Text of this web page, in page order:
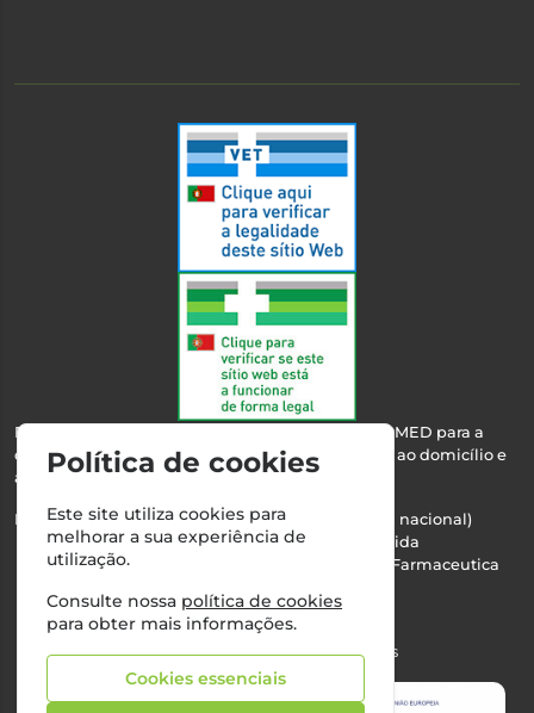
Esta farmácia encontra-se autorizada pelo INFARMED para a
dispensa de medicamentos e produtos de saúde ao domicílio e
através da internet.
Nº Infarmed: 21 798 7100 (chamada para rede fixa nacional)
Direção Técnica:Maria Teresa Almeida
NIPC:510103669 | Teresa Almeida - Sociedade Farmaceutica
Alvará nº:2994
©2026 Todos os direitos reservados
Política de cookies
Este site utiliza cookies para
melhorar a sua experiência de
utilização.
Consulte nossa política de cookies
para obter mais informações.
Cookies essenciais